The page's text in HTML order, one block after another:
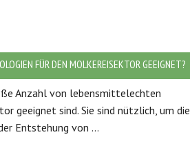
FÜR DEN MOLKEREISEKTOR GEEIGNET?
Anzahl von lebensmittelechten
geeignet sind. Sie sind nützlich, um die
Entstehung von ...